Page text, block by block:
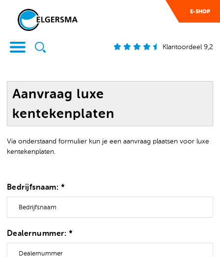
E-SHOP
Klantoordeel 9,2
Aanvraag luxe
kentekenplaten
Via onderstaand formulier kun je een aanvraag plaatsen voor luxe
kentekenplaten.
Bedrijfsnaam: *
Dealernummer: *